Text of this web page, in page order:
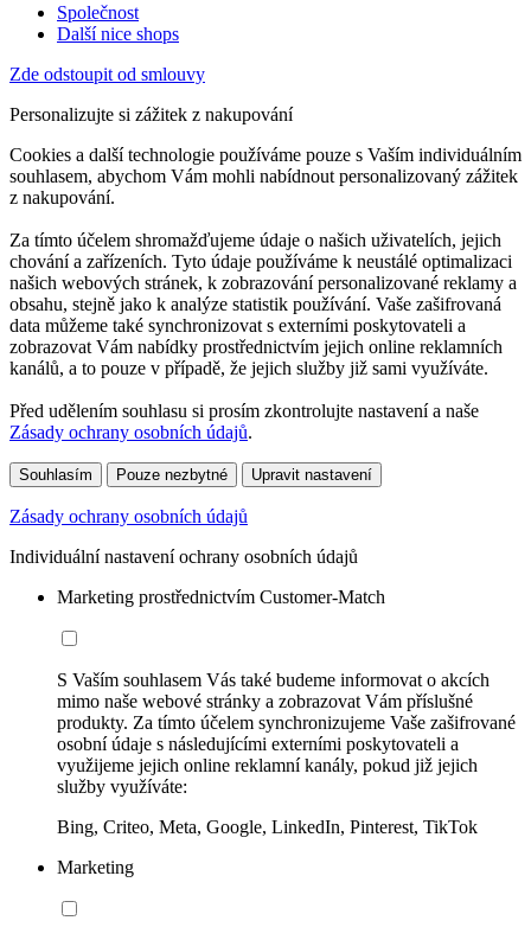
Společnost
Další nice shops
Zde odstoupit od smlouvy
Personalizujte si zážitek z nakupování
Cookies a další technologie používáme pouze s Vaším individuálním
souhlasem, abychom Vám mohli nabídnout personalizovaný zážitek
z nakupování.
Za tímto účelem shromažďujeme údaje o našich uživatelích, jejich
chování a zařízeních. Tyto údaje používáme k neustálé optimalizaci
našich webových stránek, k zobrazování personalizované reklamy a
obsahu, stejně jako k analýze statistik používání. Vaše zašifrovaná
data můžeme také synchronizovat s externími poskytovateli a
zobrazovat Vám nabídky prostřednictvím jejich online reklamních
kanálů, a to pouze v případě, že jejich služby již sami využíváte.
Před udělením souhlasu si prosím zkontrolujte nastavení a naše
Zásady ochrany osobních údajů.
Souhlasím Pouze nezbytné Upravit nastavení
Zásady ochrany osobních údajů
Individuální nastavení ochrany osobních údajů
Marketing prostřednictvím Customer-Match
S Vaším souhlasem Vás také budeme informovat o akcích
mimo naše webové stránky a zobrazovat Vám příslušné
produkty. Za tímto účelem synchronizujeme Vaše zašifrované
osobní údaje s následujícími externími poskytovateli a
využijeme jejich online reklamní kanály, pokud již jejich
služby využíváte:
Bing, Criteo, Meta, Google, LinkedIn, Pinterest, TikTok
Marketing